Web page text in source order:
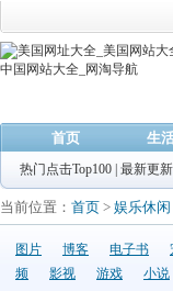
首页 生
热门点击Top100 最新更
当前位置： 首页 > 娱乐休闲
图片 博客 电子书
频
影视 游戏 小说